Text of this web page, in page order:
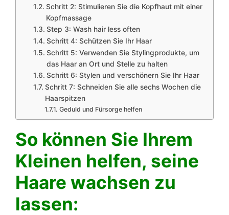
Schritt 2: Stimulieren Sie die Kopfhaut mit einer
Kopfmassage
Step 3: Wash hair less often
Schritt 4: Schützen Sie Ihr Haar
Schritt 5: Verwenden Sie Stylingprodukte, um
das Haar an Ort und Stelle zu halten
Schritt 6: Stylen und verschönern Sie Ihr Haar
Schritt 7: Schneiden Sie alle sechs Wochen die
Haarspitzen
Geduld und Fürsorge helfen
So können Sie Ihrem
Kleinen helfen, seine
Haare wachsen zu
lassen: